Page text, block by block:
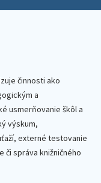
činnosti ako
a
usmerňovanie škôl a
výskum,
externé testovanie
či správa knižničného